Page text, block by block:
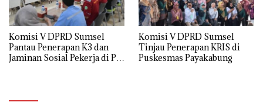
Komisi V DPRD Sumsel
Pantau Penerapan K3 dan
Jaminan Sosial Pekerja di PT
Komisi V DPRD Sumsel
Tinjau Penerapan KRIS di
Puskesmas Payakabung